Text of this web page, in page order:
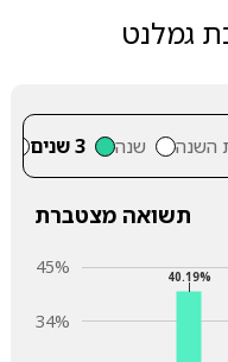
גמלנט
השנה שנה 3 שנים
תשואה מצטברת
34%
45% 40.19%